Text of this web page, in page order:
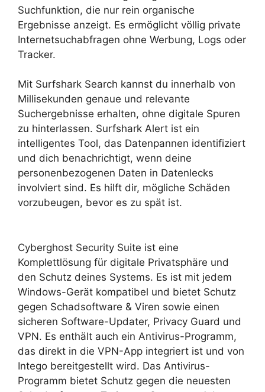
Suchfunktion, die nur rein organische
Ergebnisse anzeigt. Es ermöglicht völlig private
Internetsuchabfragen ohne Werbung, Logs oder
Tracker.
Mit Surfshark Search kannst du innerhalb von
Millisekunden genaue und relevante
Suchergebnisse erhalten, ohne digitale Spuren
zu hinterlassen. Surfshark Alert ist ein
intelligentes Tool, das Datenpannen identifiziert
und dich benachrichtigt, wenn deine
personenbezogenen Daten in Datenlecks
involviert sind. Es hilft dir, mögliche Schäden
vorzubeugen, bevor es zu spät ist.
Cyberghost Security Suite ist eine
Komplettlösung für digitale Privatsphäre und
den Schutz deines Systems. Es ist mit jedem
Windows-Gerät kompatibel und bietet Schutz
gegen Schadsoftware & Viren sowie einen
sicheren Software-Updater, Privacy Guard und
VPN. Es enthält auch ein Antivirus-Programm,
das direkt in die VPN-App integriert ist und von
Intego bereitgestellt wird. Das Antivirus-
Programm bietet Schutz gegen die neuesten